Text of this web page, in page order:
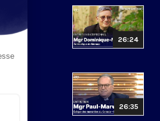
26:24
26:35